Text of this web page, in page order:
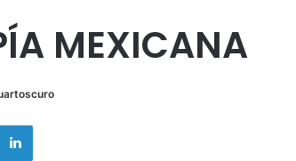
MEXICANA
LinkedIn